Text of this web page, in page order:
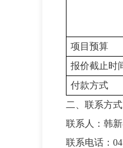
项目预算
报价截止时
付款方式
二、联系方式
联系人：韩
联系电话：